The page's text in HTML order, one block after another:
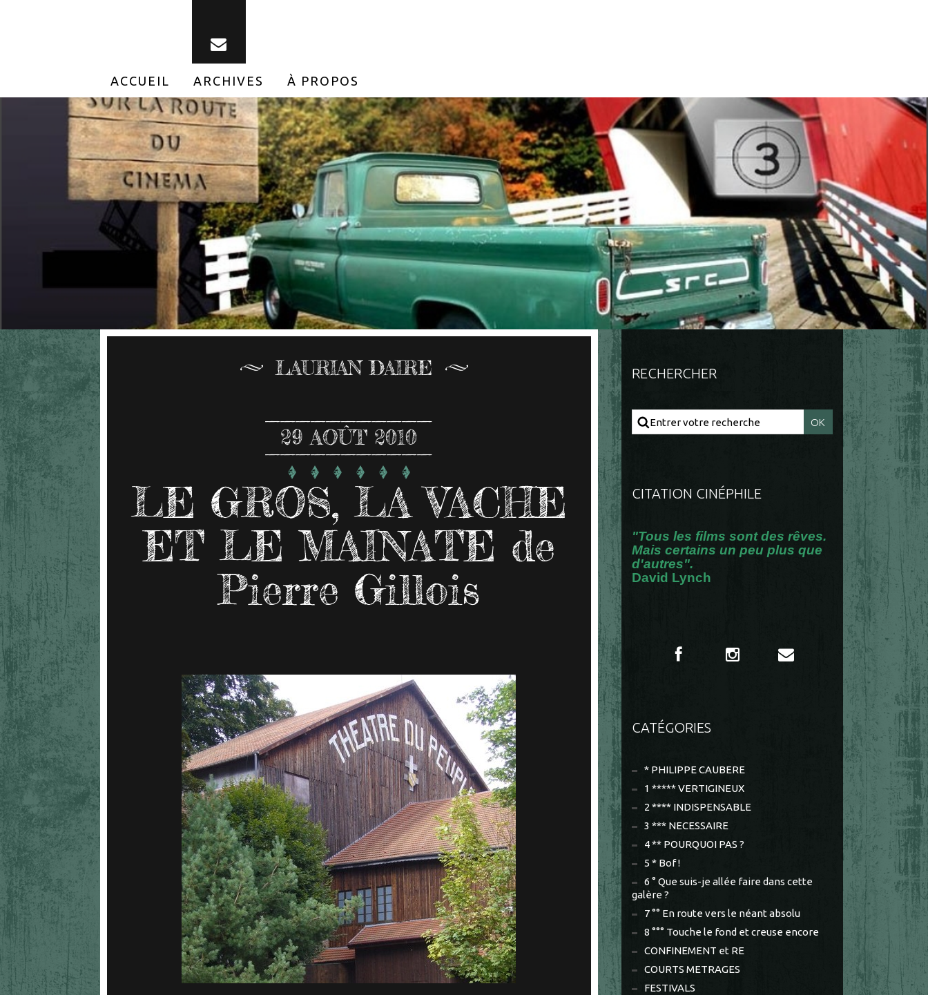
ACCUEIL ARCHIVES À PROPOS
LAURIAN DAIRE
29 AOÛT 2010
LE GROS, LA VACHE
ET LE MAINATE de
Pierre Gillois
RECHERCHER
CITATION CINÉPHILE
"Tous les films sont des rêves.
Mais certains un peu plus que
d'autres".
David Lynch
CATÉGORIES
* PHILIPPE CAUBERE
1 ***** VERTIGINEUX
2 **** INDISPENSABLE
3 *** NECESSAIRE
4 ** POURQUOI PAS ?
5 * Bof !
6 ° Que suis-je allée faire dans cette
galère ?
7 °° En route vers le néant absolu
8 °°° Touche le fond et creuse encore
CONFINEMENT et RE
COURTS METRAGES
FESTIVALS